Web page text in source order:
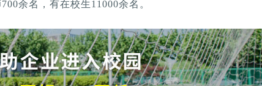
余名，有在校生11000余名。